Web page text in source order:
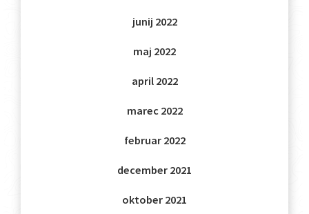
junij 2022
maj 2022
april 2022
marec 2022
februar 2022
december 2021
oktober 2021